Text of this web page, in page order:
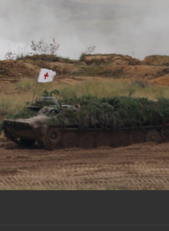
"Мулино", Нижегородская обл.,